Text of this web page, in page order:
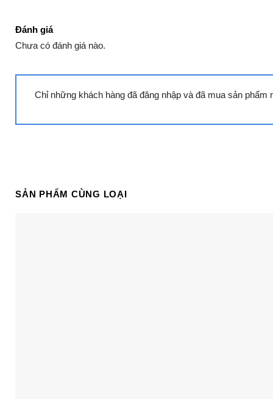
Đánh giá
Chưa có đánh giá nào.
Chỉ những khách hàng đã đăng nhập và đã mua sản phẩm
SẢN PHẨM CÙNG LOẠI